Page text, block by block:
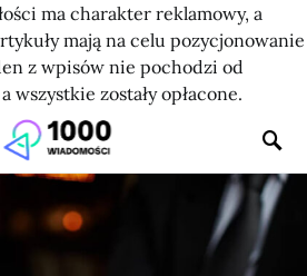
ma charakter reklamowy, a
mają na celu pozycjonowanie
z wpisów nie pochodzi od
wszystkie zostały opłacone.